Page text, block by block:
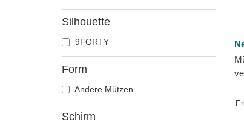
Silhouette
9FORTY
Form
Andere Mützen
Schirm